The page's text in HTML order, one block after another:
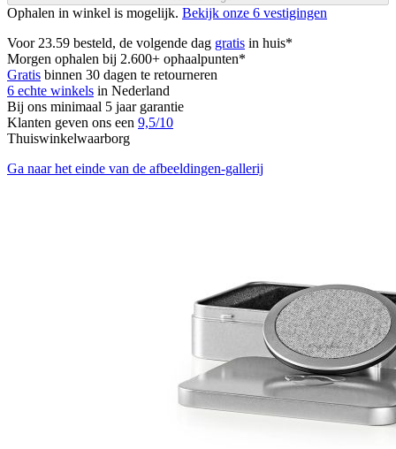
Ophalen in winkel is mogelijk. Bekijk onze 6 vestigingen
Voor 23.59 besteld, de volgende dag gratis in huis*
Morgen ophalen bij 2.600+ ophaalpunten*
Gratis binnen 30 dagen te retourneren
6 echte winkels in Nederland
Bij ons minimaal 5 jaar garantie
Klanten geven ons een 9,5/10
Thuiswinkelwaarborg
Ga naar het einde van de afbeeldingen-gallerij